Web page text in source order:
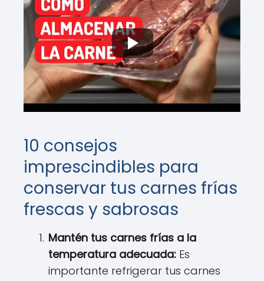
10 consejos
imprescindibles para
conservar tus carnes frías
frescas y sabrosas
Mantén tus carnes frías a la
temperatura adecuada: Es
importante refrigerar tus carnes